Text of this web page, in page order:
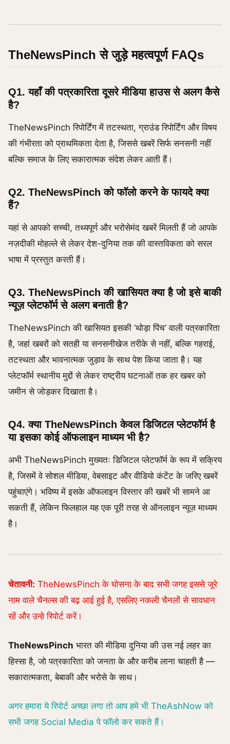
TheNewsPinch से जुड़े महत्वपूर्ण FAQs
Q1. यहाँ की पत्रकारिता दूसरे मीडिया हाउस से अलग कैसे
है?
TheNewsPinch रिपोर्टिंग में तटस्थता, ग्राउंड रिपोर्टिंग और विषय
की गंभीरता को प्राथमिकता देता है, जिससे खबरें सिर्फ सनसनी नहीं
बल्कि समाज के लिए सकारात्मक संदेश लेकर आती हैं।
Q2. TheNewsPinch को फॉलो करने के फायदे क्या
हैं?
यहां से आपको सच्ची, तथ्यपूर्ण और भरोसेमंद खबरें मिलती हैं जो आपके
नज़दीकी मोहल्ले से लेकर देश-दुनिया तक की वास्तविकता को सरल
भाषा में प्रस्तुत करती हैं।
Q3. TheNewsPinch की खासियत क्या है जो इसे बाकी
न्यूज़ प्लेटफॉर्म से अलग बनाती है?
TheNewsPinch की खासियत इसकी ‘थोड़ा पिंच’ वाली पत्रकारिता
है, जहां खबरों को सतही या सनसनीखेज तरीके से नहीं, बल्कि गहराई,
तटस्थता और भावनात्मक जुड़ाव के साथ पेश किया जाता है। यह
प्लेटफॉर्म स्थानीय मुद्दों से लेकर राष्ट्रीय घटनाओं तक हर खबर को
जमीन से जोड़कर दिखाता है।
Q4. क्या TheNewsPinch केवल डिजिटल प्लेटफॉर्म है
या इसका कोई ऑफलाइन माध्यम भी है?
अभी TheNewsPinch मुख्यतः डिजिटल प्लेटफॉर्म के रूप में सक्रिय
है, जिसमें वे सोशल मीडिया, वेबसाइट और वीडियो कंटेंट के जरिए खबरें
पहुंचाएंगे। भविष्य में इसके ऑफलाइन विस्तार की खबरें भी सामने आ
सकती हैं, लेकिन फिलहाल यह एक पूरी तरह से ऑनलाइन न्यूज़ माध्यम
है।
चेतावनी: TheNewsPinch के घोसना के बाद सभी जगह इससे जूरे
नाम वाले चैनल्स की बढ़ आई हुई है, एसलिए नकली चैनलों से सावधान
रहें और उन्हे रिपोर्ट करें।
TheNewsPinch भारत की मीडिया दुनिया की उस नई लहर का
हिस्सा है, जो पत्रकारिता को जनता के और करीब लाना चाहती है —
सकारात्मकता, बेबाकी और भरोसे के साथ।
अगर हमारा ये रिपोर्ट अच्छा लगा तो आप हमे भी TheAshNow को
सभी जगह Social Media पे फॉलो कर सकते हैं।